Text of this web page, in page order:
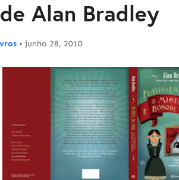
Alan Bradley
• junho 28, 2010